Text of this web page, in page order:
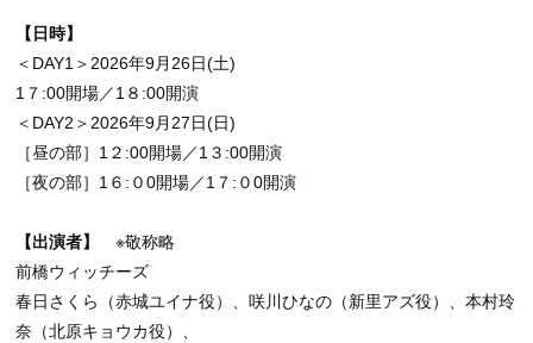
【日時】
＜DAY1＞2026年9月26日(土)
1７:00開場／1８:00開演
＜DAY2＞2026年9月27日(日)
［昼の部］1２:00開場／1３:00開演
［夜の部］1６:０0開場／1７:０0開演
【出演者】
※敬称略
前橋ウィッチーズ
春日さくら（赤城ユイナ役）、咲川ひなの（新里アズ役）、本村玲
奈（北原キョウカ役）、